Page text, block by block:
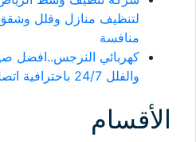
لتنظيف منازل وفلل وشقق
منافسة
كهربائي النرجس..افضل
والفلل 24/7 باحترافية اتصل الان
الأقسام